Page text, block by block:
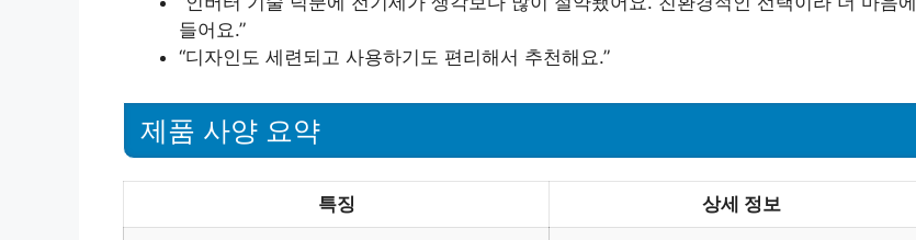
들어요.”
“디자인도 세련되고 사용하기도 편리해서 추천해요.”
제품 사양 요약
특징 상세 정보